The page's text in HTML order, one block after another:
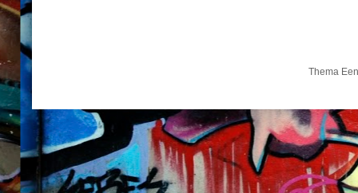
Thema